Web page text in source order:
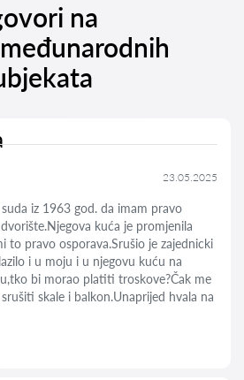
na
23.05.2025
iz 1963 god. da imam pravo
kuća je promjenila
to pravo osporava.Srušio je zajednicki
i u moju i u njegovu kuću na
bi morao platiti troskove?Čak me
skale i balkon.Unaprijed hvala na